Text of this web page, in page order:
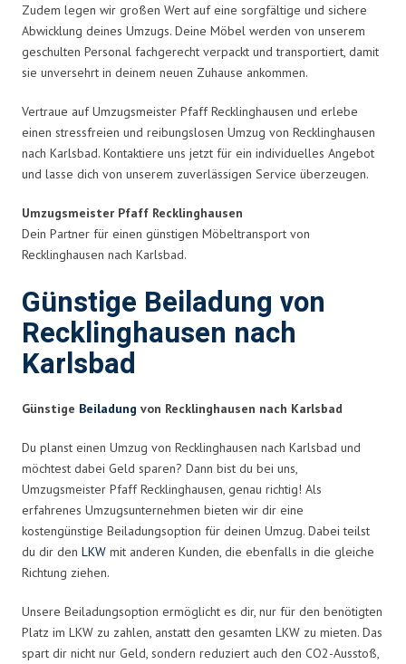
Zudem legen wir großen Wert auf eine sorgfältige und sichere
Abwicklung deines Umzugs. Deine Möbel werden von unserem
geschulten Personal fachgerecht verpackt und transportiert, damit
sie unversehrt in deinem neuen Zuhause ankommen.
Vertraue auf Umzugsmeister Pfaff Recklinghausen und erlebe
einen stressfreien und reibungslosen Umzug von Recklinghausen
nach Karlsbad. Kontaktiere uns jetzt für ein individuelles Angebot
und lasse dich von unserem zuverlässigen Service überzeugen.
Umzugsmeister Pfaff Recklinghausen
Dein Partner für einen günstigen Möbeltransport von
Recklinghausen nach Karlsbad.
Günstige Beiladung von
Recklinghausen nach
Karlsbad
Günstige Beiladung von Recklinghausen nach Karlsbad
Du planst einen Umzug von Recklinghausen nach Karlsbad und
möchtest dabei Geld sparen? Dann bist du bei uns,
Umzugsmeister Pfaff Recklinghausen, genau richtig! Als
erfahrenes Umzugsunternehmen bieten wir dir eine
kostengünstige Beiladungsoption für deinen Umzug. Dabei teilst
du dir den LKW mit anderen Kunden, die ebenfalls in die gleiche
Richtung ziehen.
Unsere Beiladungsoption ermöglicht es dir, nur für den benötigten
Platz im LKW zu zahlen, anstatt den gesamten LKW zu mieten. Das
spart dir nicht nur Geld, sondern reduziert auch den CO2-Ausstoß,